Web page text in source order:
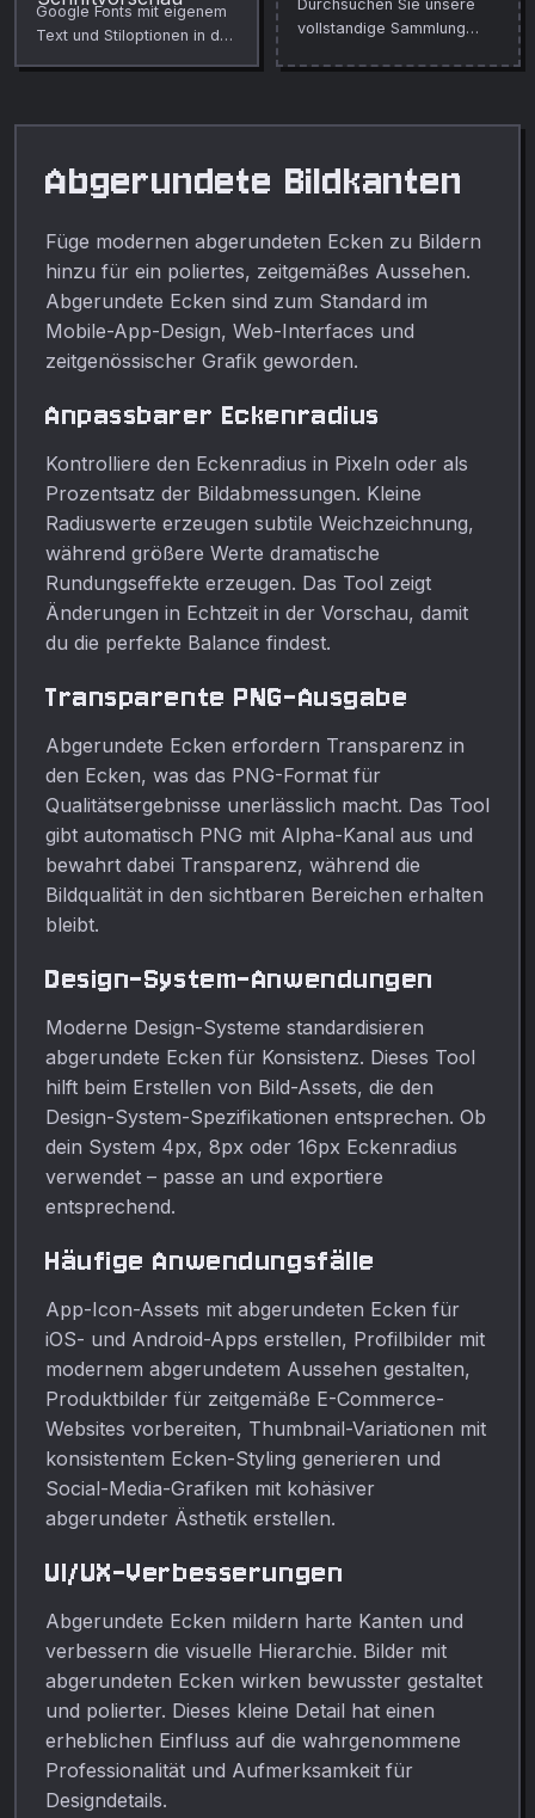
Vollständig privat.
Google Fonts mit eigenem
Text und Stiloptionen in der
Durchsuchen Sie unsere
vollstandige Sammlung
Abgerundete Bildkanten
Füge modernen abgerundeten Ecken zu Bildern
hinzu für ein poliertes, zeitgemäßes Aussehen.
Abgerundete Ecken sind zum Standard im
Mobile-App-Design, Web-Interfaces und
zeitgenössischer Grafik geworden.
Anpassbarer Eckenradius
Kontrolliere den Eckenradius in Pixeln oder als
Prozentsatz der Bildabmessungen. Kleine
Radiuswerte erzeugen subtile Weichzeichnung,
während größere Werte dramatische
Rundungseffekte erzeugen. Das Tool zeigt
Änderungen in Echtzeit in der Vorschau, damit
du die perfekte Balance findest.
Transparente PNG-Ausgabe
Abgerundete Ecken erfordern Transparenz in
den Ecken, was das PNG-Format für
Qualitätsergebnisse unerlässlich macht. Das Tool
gibt automatisch PNG mit Alpha-Kanal aus und
bewahrt dabei Transparenz, während die
Bildqualität in den sichtbaren Bereichen erhalten
bleibt.
Design-System-Anwendungen
Moderne Design-Systeme standardisieren
abgerundete Ecken für Konsistenz. Dieses Tool
hilft beim Erstellen von Bild-Assets, die den
Design-System-Spezifikationen entsprechen. Ob
dein System 4px, 8px oder 16px Eckenradius
verwendet – passe an und exportiere
entsprechend.
Häufige Anwendungsfälle
App-Icon-Assets mit abgerundeten Ecken für
iOS- und Android-Apps erstellen, Profilbilder mit
modernem abgerundetem Aussehen gestalten,
Produktbilder für zeitgemäße E-Commerce-
Websites vorbereiten, Thumbnail-Variationen mit
konsistentem Ecken-Styling generieren und
Social-Media-Grafiken mit kohäsiver
abgerundeter Ästhetik erstellen.
UI/UX-Verbesserungen
Abgerundete Ecken mildern harte Kanten und
verbessern die visuelle Hierarchie. Bilder mit
abgerundeten Ecken wirken bewusster gestaltet
und polierter. Dieses kleine Detail hat einen
erheblichen Einfluss auf die wahrgenommene
Professionalität und Aufmerksamkeit für
Designdetails.